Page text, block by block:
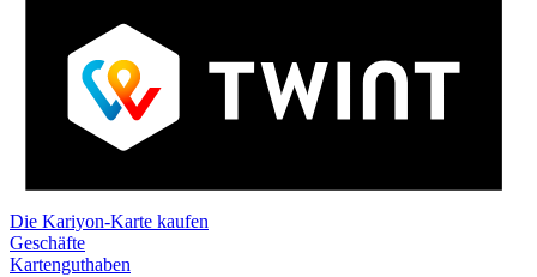
Die Kariyon-Karte kaufen
Geschäfte
Kartenguthaben